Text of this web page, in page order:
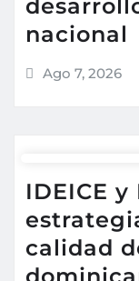
nacional
Ago 7, 2026
IDEICE
calidad